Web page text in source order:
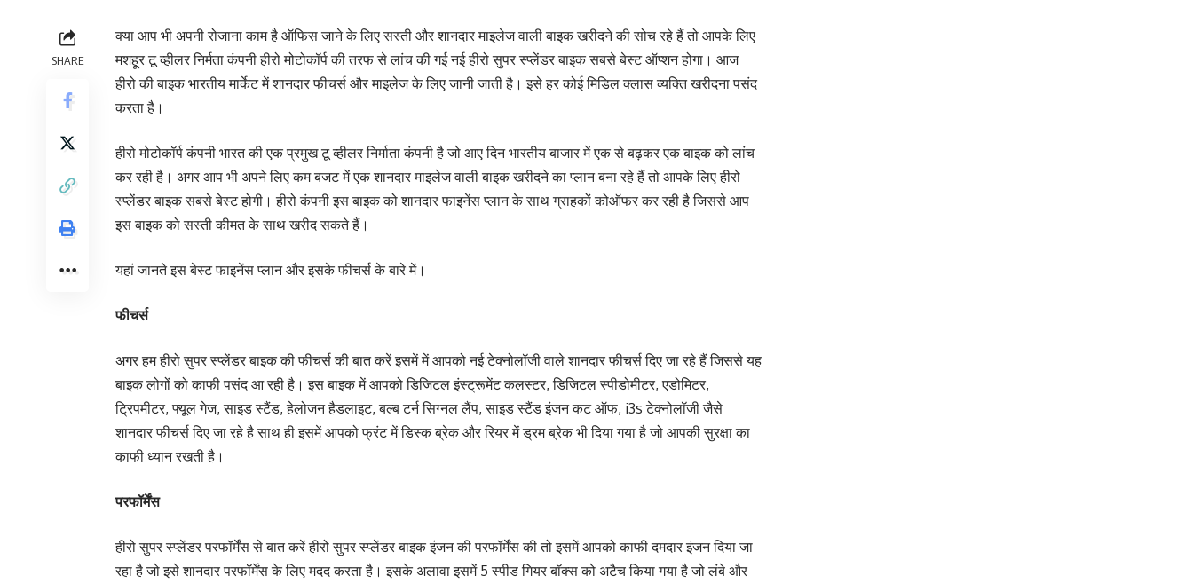
SHARE
क्या आप भी अपनी रोजाना काम है ऑफिस जाने के लिए सस्ती और शानदार माइलेज वाली बाइक खरीदने की सोच रहे हैं तो आपके लिए
मशहूर टू व्हीलर निर्मता कंपनी हीरो मोटोकॉर्प की तरफ से लांच की गई नई हीरो सुपर स्प्लेंडर बाइक सबसे बेस्ट ऑप्शन होगा। आज
हीरो की बाइक भारतीय मार्केट में शानदार फीचर्स और माइलेज के लिए जानी जाती है। इसे हर कोई मिडिल क्लास व्यक्ति खरीदना पसंद
करता है।
हीरो मोटोकॉर्प कंपनी भारत की एक प्रमुख टू व्हीलर निर्माता कंपनी है जो आए दिन भारतीय बाजार में एक से बढ़कर एक बाइक को लांच
कर रही है। अगर आप भी अपने लिए कम बजट में एक शानदार माइलेज वाली बाइक खरीदने का प्लान बना रहे हैं तो आपके लिए हीरो
स्प्लेंडर बाइक सबसे बेस्ट होगी। हीरो कंपनी इस बाइक को शानदार फाइनेंस प्लान के साथ ग्राहकों कोऑफर कर रही है जिससे आप
इस बाइक को सस्ती कीमत के साथ खरीद सकते हैं।
यहां जानते इस बेस्ट फाइनेंस प्लान और इसके फीचर्स के बारे में।
फीचर्स
अगर हम हीरो सुपर स्प्लेंडर बाइक की फीचर्स की बात करें इसमें में आपको नई टेक्नोलॉजी वाले शानदार फीचर्स दिए जा रहे हैं जिससे यह
बाइक लोगों को काफी पसंद आ रही है। इस बाइक में आपको डिजिटल इंस्ट्रूमेंट कलस्टर, डिजिटल स्पीडोमीटर, एडोमिटर,
ट्रिपमीटर, फ्यूल गेज, साइड स्टैंड, हेलोजन हैडलाइट, बल्ब टर्न सिग्नल लैंप, साइड स्टैंड इंजन कट ऑफ, i3s टेक्नोलॉजी जैसे
शानदार फीचर्स दिए जा रहे है साथ ही इसमें आपको फ्रंट में डिस्क ब्रेक और रियर में ड्रम ब्रेक भी दिया गया है जो आपकी सुरक्षा का
काफी ध्यान रखती है।
परफॉर्मेंस
हीरो सुपर स्प्लेंडर परफॉर्मेंस से बात करें हीरो सुपर स्प्लेंडर बाइक इंजन की परफॉर्मेंस की तो इसमें आपको काफी दमदार इंजन दिया जा
रहा है जो इसे शानदार परफॉर्मेंस के लिए मदद करता है। इसके अलावा इसमें 5 स्पीड गियर बॉक्स को अटैच किया गया है जो लंबे और